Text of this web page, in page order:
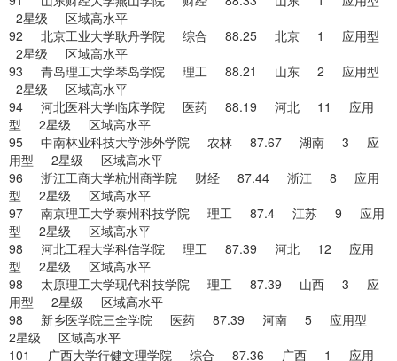
2星级 区域高水平
92 北京工业大学耿丹学院 综合 88.25 北京 1 应用型
2星级 区域高水平
93 青岛理工大学琴岛学院 理工 88.21 山东 2 应用型
2星级 区域高水平
94 河北医科大学临床学院 医药 88.19 河北 11 应用
型 2星级 区域高水平
95 中南林业科技大学涉外学院 农林 87.67 湖南 3 应
用型 2星级 区域高水平
96 浙江工商大学杭州商学院 财经 87.44 浙江 8 应用
型 2星级 区域高水平
97 南京理工大学泰州科技学院 理工 87.4 江苏 9 应用
型 2星级 区域高水平
98 河北工程大学科信学院 理工 87.39 河北 12 应用
型 2星级 区域高水平
98 太原理工大学现代科技学院 理工 87.39 山西 3 应
用型 2星级 区域高水平
98 新乡医学院三全学院 医药 87.39 河南 5 应用型
2星级 区域高水平
101 广西大学行健文理学院 综合 87.36 广西 1 应用